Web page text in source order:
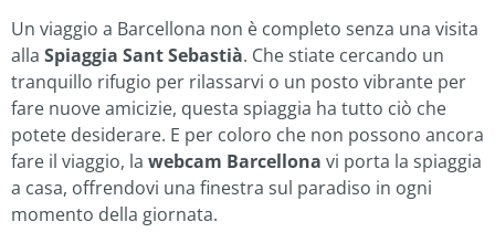
Un viaggio a Barcellona non è completo senza una visita
alla Spiaggia Sant Sebastià. Che stiate cercando un
tranquillo rifugio per rilassarvi o un posto vibrante per
fare nuove amicizie, questa spiaggia ha tutto ciò che
potete desiderare. E per coloro che non possono ancora
fare il viaggio, la webcam Barcellona vi porta la spiaggia
a casa, offrendovi una finestra sul paradiso in ogni
momento della giornata.